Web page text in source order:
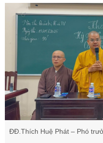
ĐĐ.Thích Huệ Phát – Phó